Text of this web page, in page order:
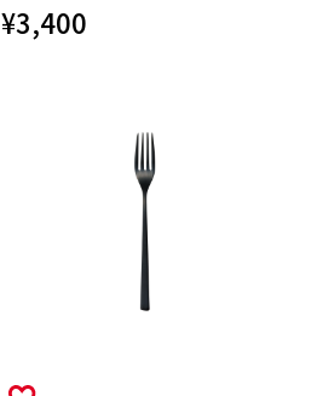
¥3,400